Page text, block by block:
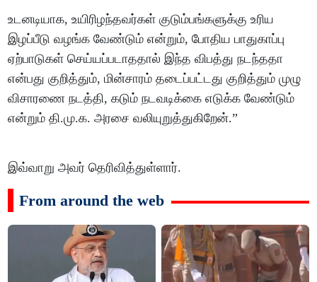
உடனடியாக, உயிரிழந்தவர்கள் குடும்பங்களுக்கு உரிய
இழப்பீடு வழங்க வேண்டும் என்றும், போதிய பாதுகாப்பு
ஏற்பாடுகள் செய்யப்படாததால் இந்த விபத்து நடந்ததா
என்பது குறித்தும், மின்சாரம் தடைப்பட்டது குறித்தும் முழு
விசாரணை நடத்தி, கடும் நடவடிக்கை எடுக்க வேண்டும்
என்றும் தி.மு.க. அரசை வலியுறுத்துகிறேன்.”
இவ்வாறு அவர் தெரிவித்துள்ளார்.
From around the web